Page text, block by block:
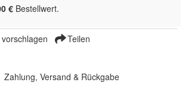
€ Bestellwert.
Teilen
Zahlung, Versand & Rückgabe